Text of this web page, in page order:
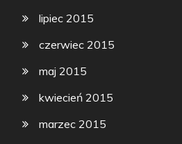
lipiec 2015
czerwiec 2015
maj 2015
kwiecień 2015
marzec 2015